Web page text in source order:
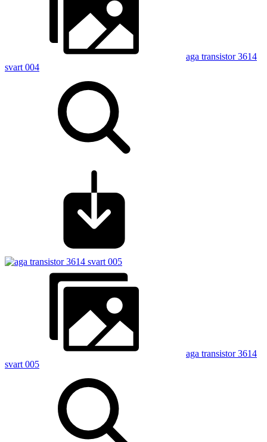
aga transistor 3614
svart 004
aga transistor 3614
svart 005